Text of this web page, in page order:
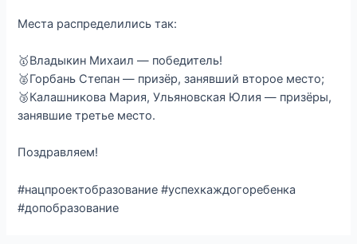
Места распределились так:
🥇Владыкин Михаил — победитель!
🥈Горбань Степан — призёр, занявший второе место;
🥉Калашникова Мария, Ульяновская Юлия — призёры,
занявшие третье место.
Поздравляем!
#нацпроектобразование #успехкаждогоребенка
#допобразование